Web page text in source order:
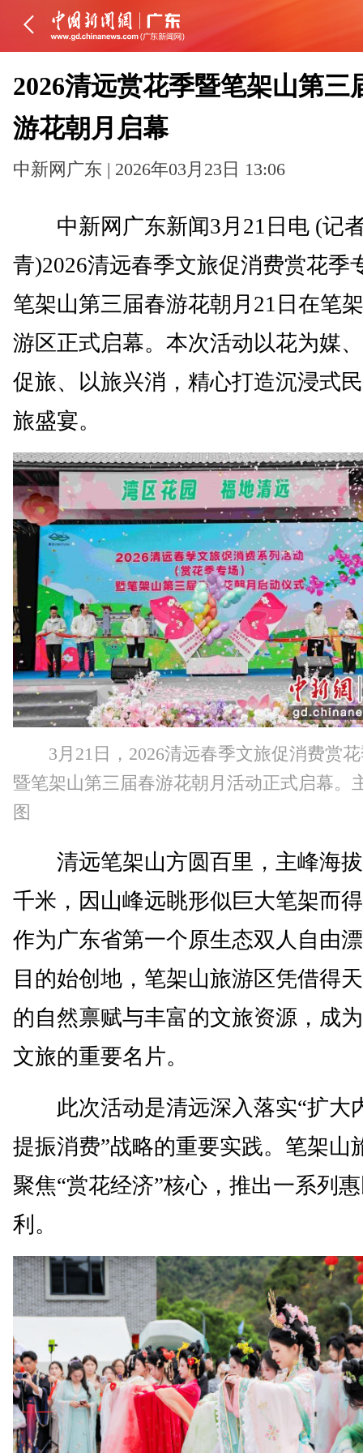
2026清远赏花季暨笔架山第三
游花朝月启幕
中新网广东 | 2026年03月23日 13:06
中新网广东新闻3月21日电 (记
青)2026清远春季文旅促消费赏花季
笔架山第三届春游花朝月21日在笔
游区正式启幕。本次活动以花为媒
促旅、以旅兴消，精心打造沉浸式
旅盛宴。
3月21日，2026清远春季文旅促消费赏
暨笔架山第三届春游花朝月活动正式启幕。
图
清远笔架山方圆百里，主峰海
千米，因山峰远眺形似巨大笔架而
作为广东省第一个原生态双人自由
目的始创地，笔架山旅游区凭借得
的自然禀赋与丰富的文旅资源，成
文旅的重要名片。
此次活动是清远深入落实“扩大
提振消费”战略的重要实践。笔架山
聚焦“赏花经济”核心，推出一系列
利。